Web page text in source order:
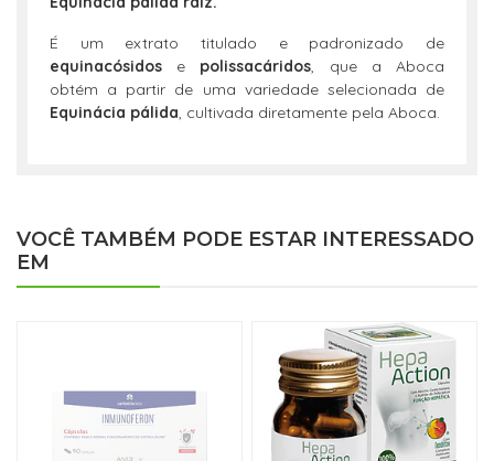
É um extrato titulado e padronizado de
equinacósidos e polissacáridos, que a Aboca
obtém a partir de uma variedade selecionada de
Equinácia pálida, cultivada diretamente pela Aboca.
VOCÊ TAMBÉM PODE ESTAR INTERESSADO
EM